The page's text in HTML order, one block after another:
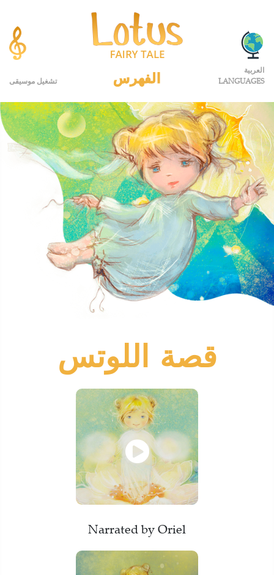
تشغيل موسيقى الفهرس
العربية
LANGUAGES
قصة اللوتس
Narrated by Oriel